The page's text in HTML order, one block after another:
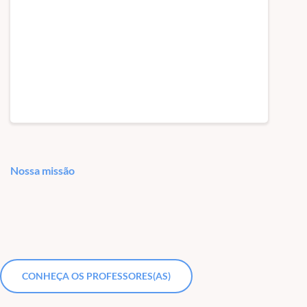
Nossa missão
CONHEÇA OS PROFESSORES(AS)